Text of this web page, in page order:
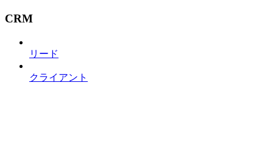
CRM
リード
クライアント